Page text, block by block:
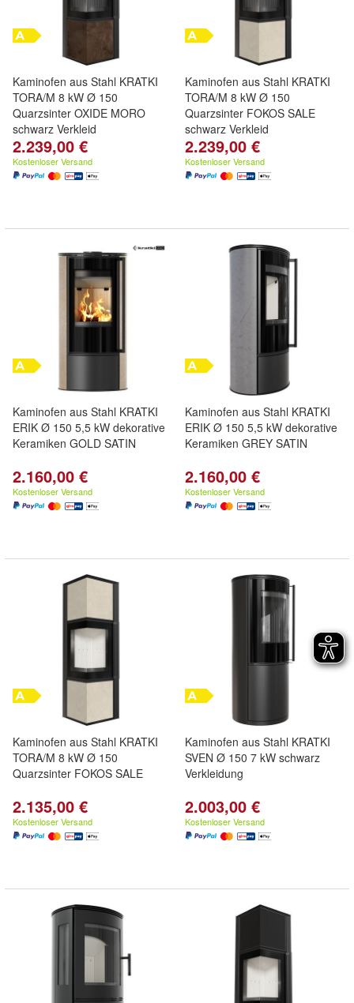
Kaminofen aus Stahl KRATKI
TORA/M 8 kW Ø 150
Quarzsinter OXIDE MORO
schwarz Verkleid
2.239,00 €
Kostenloser Versand
Kaminofen aus Stahl KRATKI
TORA/M 8 kW Ø 150
Quarzsinter FOKOS SALE
schwarz Verkleid
2.239,00 €
Kostenloser Versand
Kaminofen aus Stahl KRATKI
ERIK Ø 150 5,5 kW dekorative
Keramiken GOLD SATIN
2.160,00 €
Kostenloser Versand
Kaminofen aus Stahl KRATKI
ERIK Ø 150 5,5 kW dekorative
Keramiken GREY SATIN
2.160,00 €
Kostenloser Versand
Kaminofen aus Stahl KRATKI
TORA/M 8 kW Ø 150
Quarzsinter FOKOS SALE
2.135,00 €
Kostenloser Versand
Kaminofen aus Stahl KRATKI
SVEN Ø 150 7 kW schwarz
Verkleidung
2.003,00 €
Kostenloser Versand